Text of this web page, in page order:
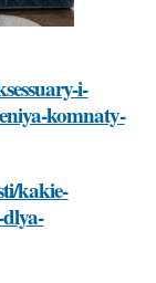
i-
komnaty-
kakie-